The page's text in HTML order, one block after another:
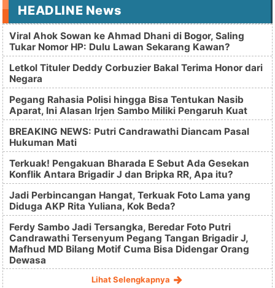
HEADLINE News
Viral Ahok Sowan ke Ahmad Dhani di Bogor, Saling
Tukar Nomor HP: Dulu Lawan Sekarang Kawan?
Letkol Tituler Deddy Corbuzier Bakal Terima Honor dari
Negara
Pegang Rahasia Polisi hingga Bisa Tentukan Nasib
Aparat, Ini Alasan Irjen Sambo Miliki Pengaruh Kuat
BREAKING NEWS: Putri Candrawathi Diancam Pasal
Hukuman Mati
Terkuak! Pengakuan Bharada E Sebut Ada Gesekan
Konflik Antara Brigadir J dan Bripka RR, Apa itu?
Jadi Perbincangan Hangat, Terkuak Foto Lama yang
Diduga AKP Rita Yuliana, Kok Beda?
Ferdy Sambo Jadi Tersangka, Beredar Foto Putri
Candrawathi Tersenyum Pegang Tangan Brigadir J,
Mafhud MD Bilang Motif Cuma Bisa Didengar Orang
Dewasa
Lihat Selengkapnya